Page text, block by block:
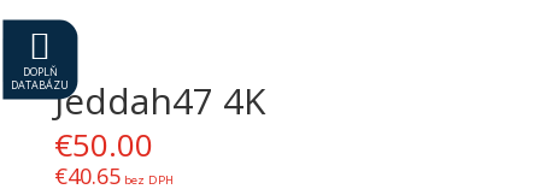

DOPLŇ
DATABÁZUJeddah47 4K
€50.00
€40.65bez DPH